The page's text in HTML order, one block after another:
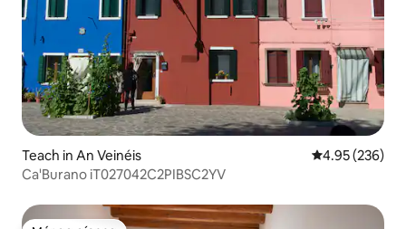
Teach in An Veinéis Meánrátáil
4.95 (236)
Ca'Burano iT027042C2PIBSC2YV